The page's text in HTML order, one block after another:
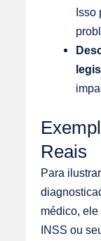
Isso
Reais
Para
médico,
INSS ou